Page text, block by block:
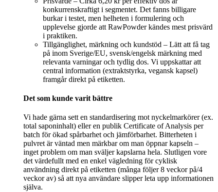
konkurrenskraftigt i segmentet. Det fanns billigare
burkar i testet, men helheten i formulering och
upplevelse gjorde att RawPowder kändes mest prisvärd
i praktiken.
Tillgänglighet, märkning och kundstöd – Lätt att få tag
på inom Sverige/EU, svensk/engelsk märkning med
relevanta varningar och tydlig dos. Vi uppskattar att
central information (extraktstyrka, vegansk kapsel)
framgår direkt på etiketten.
Det som kunde varit bättre
Vi hade gärna sett en standardisering mot nyckelmarkörer (ex.
total saponinhalt) eller en publik Certificate of Analysis per
batch för ökad spårbarhet och jämförbarhet. Bitterheten i
pulvret är väntad men märkbar om man öppnar kapseln –
inget problem om man sväljer kapslarna hela. Slutligen vore
det värdefullt med en enkel vägledning för cyklisk
användning direkt på etiketten (många följer 8 veckor på/4
veckor av) så att nya användare slipper leta upp informationen
själva.